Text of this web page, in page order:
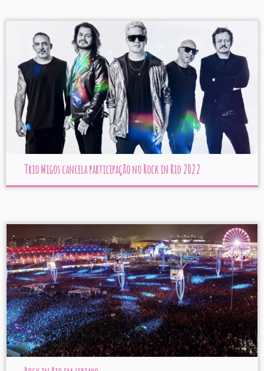
Trio Migos cancela participação no Rock in Rio 2022